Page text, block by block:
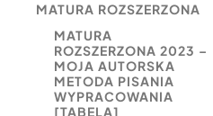
MATURA ROZSZERZONA
MATURA
ROZSZERZONA 2023 –
MOJA AUTORSKA
METODA PISANIA
WYPRACOWANIA
[TABELA]